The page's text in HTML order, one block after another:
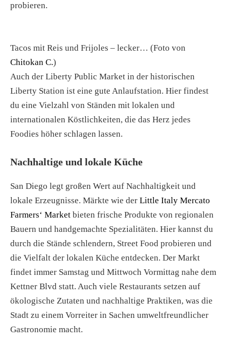
probieren.
Tacos mit Reis und Frijoles – lecker… (Foto von
Chitokan C.)
Auch der Liberty Public Market in der historischen
Liberty Station ist eine gute Anlaufstation. Hier findest
du eine Vielzahl von Ständen mit lokalen und
internationalen Köstlichkeiten, die das Herz jedes
Foodies höher schlagen lassen.
Nachhaltige und lokale Küche
San Diego legt großen Wert auf Nachhaltigkeit und
lokale Erzeugnisse. Märkte wie der Little Italy Mercato
Farmers‘ Market bieten frische Produkte von regionalen
Bauern und handgemachte Spezialitäten. Hier kannst du
durch die Stände schlendern, Street Food probieren und
die Vielfalt der lokalen Küche entdecken. Der Markt
findet immer Samstag und Mittwoch Vormittag nahe dem
Kettner Blvd statt. Auch viele Restaurants setzen auf
ökologische Zutaten und nachhaltige Praktiken, was die
Stadt zu einem Vorreiter in Sachen umweltfreundlicher
Gastronomie macht.